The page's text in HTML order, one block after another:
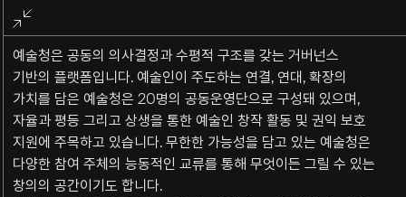
전체화면
종료
예술청은 공동의 의사결정과 수평적 구조를 갖는 거버넌스
기반의 플랫폼입니다. 예술인이 주도하는 연결, 연대, 확장의
가치를 담은 예술청은 20명의 공동운영단으로 구성돼 있으며,
자율과 평등 그리고 상생을 통한 예술인 창작 활동 및 권익 보호
지원에 주목하고 있습니다. 무한한 가능성을 담고 있는 예술청은
다양한 참여 주체의 능동적인 교류를 통해 무엇이든 그릴 수 있는
창의의 공간이기도 합니다.